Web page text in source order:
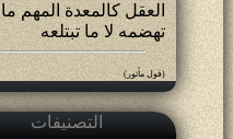
العقل كالمعدة المهم ما
تهضمه لا ما تبتلعه
(قول مأثور)
التصنيفات